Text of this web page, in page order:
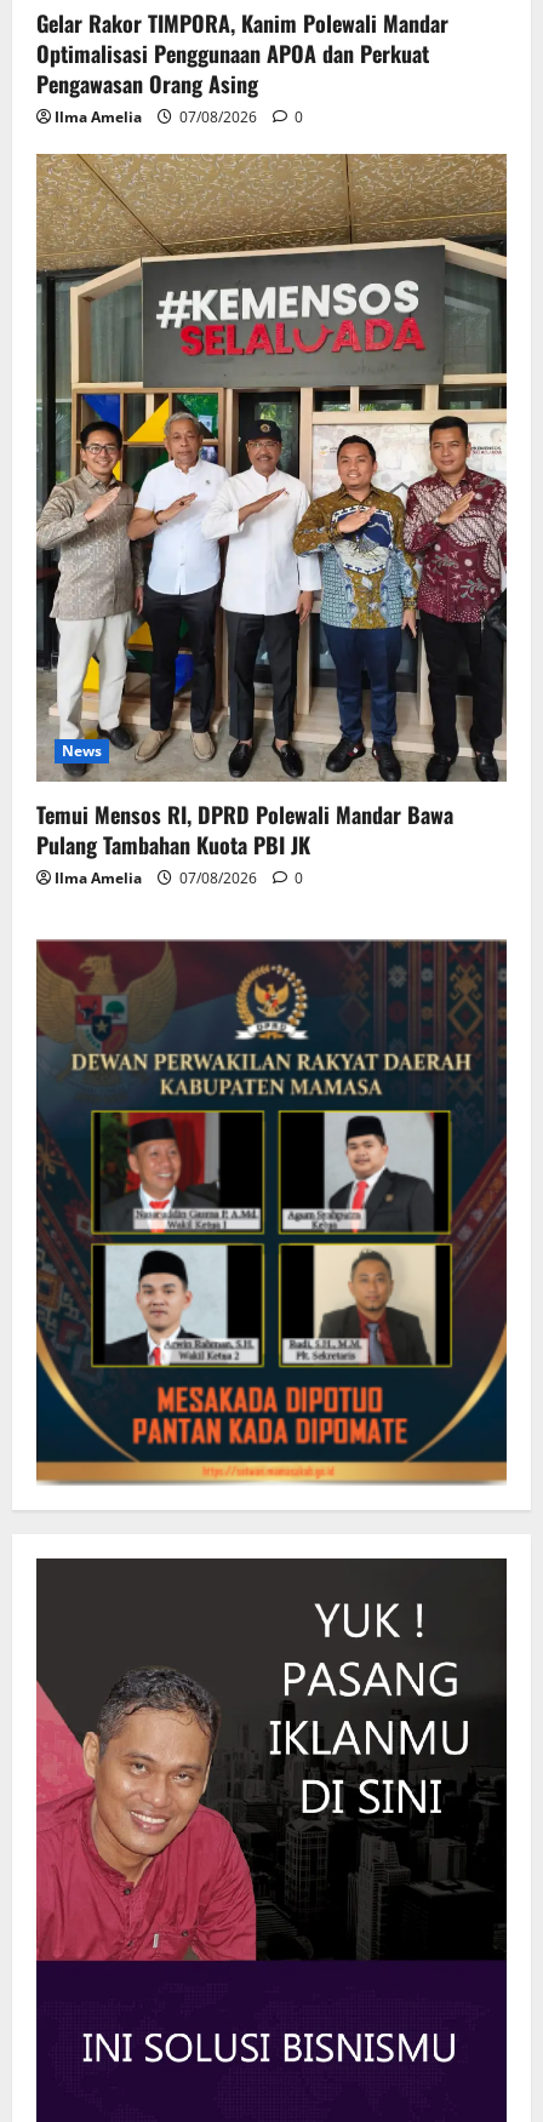
Gelar Rakor TIMPORA, Kanim Polewali Mandar
Optimalisasi Penggunaan APOA dan Perkuat
Pengawasan Orang Asing
Ilma Amelia 07/08/2026 0
News
Temui Mensos RI, DPRD Polewali Mandar Bawa
Pulang Tambahan Kuota PBI JK
Ilma Amelia 07/08/2026 0